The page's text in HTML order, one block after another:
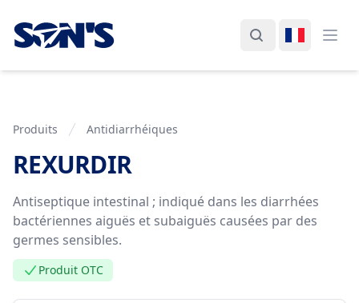
Laboratorios Química Son's
Rechercher
Changer
Produits Antidiarrhéiques
REXURDIR
Information de Produit
Antiseptique intestinal ; indiqué dans les diarrhées
bactériennes aiguës et subaiguës causées par des
germes sensibles.
Produit OTC